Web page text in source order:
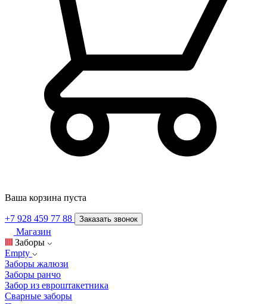
Ваша корзина пуста
+7 928 459 77 88 Заказать звонок
Магазин
Заборы
Empty
Заборы жалюзи
Заборы ранчо
Забор из евроштакетника
Сварные заборы